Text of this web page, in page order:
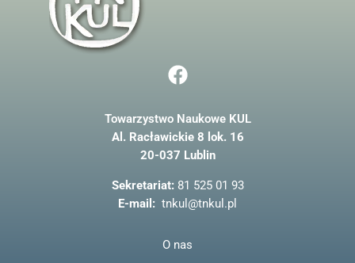
F
a
e
b
o
o
k
Towarzystwo Naukowe KUL
Al. Racławickie 8 lok. 16
20-037 Lublin
Sekretariat: 81 525 01 93
E-mail: tnkul@tnkul.pl
O nas